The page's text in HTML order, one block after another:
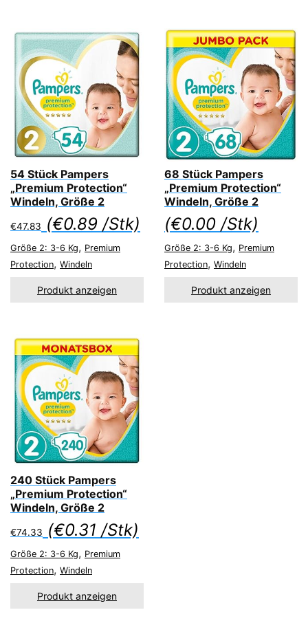
54 Stück Pampers
„Premium Protection“
Windeln, Größe 2
€47.83 (€0.89 /Stk)
Größe 2: 3-6 Kg, Premium
Protection, Windeln
Produkt anzeigen
68 Stück Pampers
„Premium Protection“
Windeln, Größe 2
(€0.00 /Stk)
Größe 2: 3-6 Kg, Premium
Protection, Windeln
Produkt anzeigen
240 Stück Pampers
„Premium Protection“
Windeln, Größe 2
€74.33 (€0.31 /Stk)
Größe 2: 3-6 Kg, Premium
Protection, Windeln
Produkt anzeigen